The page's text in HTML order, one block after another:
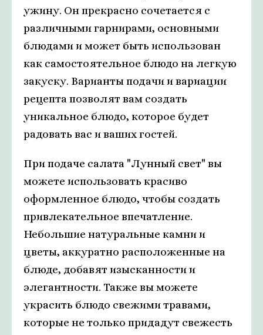
ужину. Он прекрасно сочетается с
различными гарнирами, основными
блюдами и может быть использован
как самостоятельное блюдо на легкую
закуску. Варианты подачи и вариации
рецепта позволят вам создать
уникальное блюдо, которое будет
радовать вас и ваших гостей.
При подаче салата "Лунный свет" вы
можете использовать красиво
оформленное блюдо, чтобы создать
привлекательное впечатление.
Небольшие натуральные камни и
цветы, аккуратно расположенные на
блюде, добавят изысканности и
элегантности. Также вы можете
украсить блюдо свежими травами,
которые не только придадут свежесть